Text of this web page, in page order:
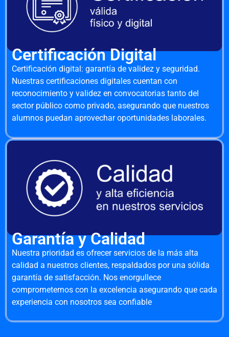
Certificación Digital
Certificación digital: garantía de validez y seguridad.
Nuestras certificaciones digitales cuentan con
reconocimiento y validez en convocatorias tanto del
sector público como privado, asegurando que nuestros
alumnos puedan aprovechar oportunidades laborales.
Garantía y Calidad
Nuestra prioridad es ofrecer servicios de la más alta
calidad a nuestros clientes, respaldados por una sólida
garantía de satisfacción. Nos enorgullece
comprometernos con la excelencia asegurando que cada
experiencia con nosotros sea confiable